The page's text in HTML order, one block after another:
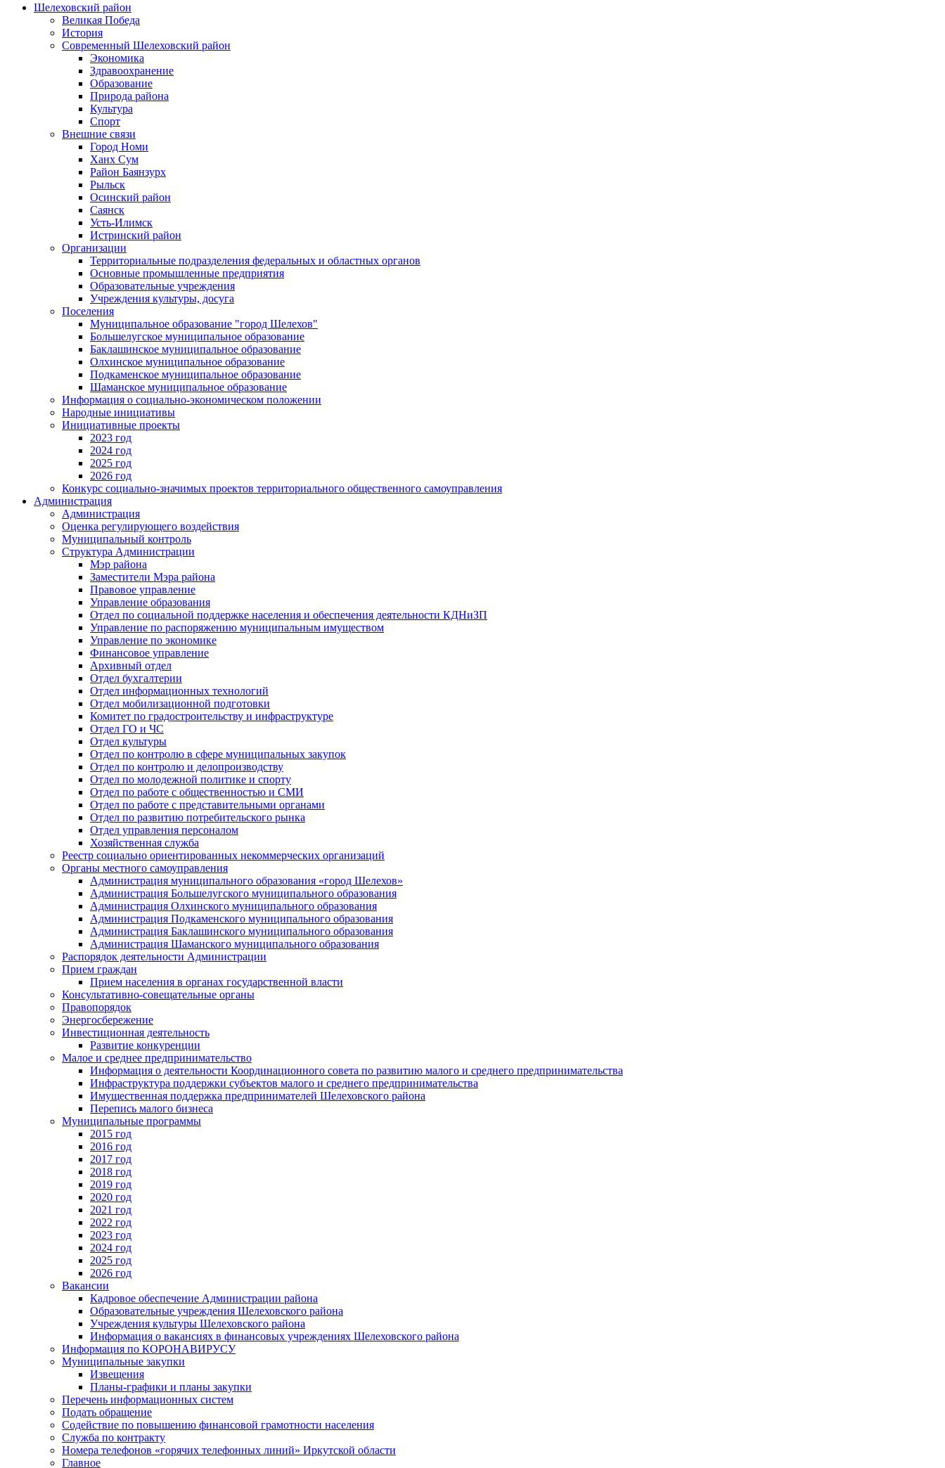
Шелеховский район
Великая Победа
История
Современный Шелеховский район
Экономика
Здравоохранение
Образование
Природа района
Культура
Спорт
Внешние связи
Город Номи
Ханх Сум
Район Баянзурх
Рыльск
Осинский район
Саянск
Усть-Илимск
Истринский район
Организации
Территориальные подразделения федеральных и областных органов
Основные промышленные предприятия
Образовательные учреждения
Учреждения культуры, досуга
Поселения
Муниципальное образование "город Шелехов"
Большелугское муниципальное образование
Баклашинское муниципальное образование
Олхинское муниципальное образование
Подкаменское муниципальное образование
Шаманское муниципальное образование
Информация о социально-экономическом положении
Народные инициативы
Инициативные проекты
2023 год
2024 год
2025 год
2026 год
Конкурс социально-значимых проектов территориального общественного самоуправления
Администрация
Администрация
Оценка регулирующего воздействия
Муниципальный контроль
Структура Администрации
Мэр района
Заместители Мэра района
Правовое управление
Управление образования
Отдел по социальной поддержке населения и обеспечения деятельности КДНиЗП
Управление по распоряжению муниципальным имуществом
Управление по экономике
Финансовое управление
Архивный отдел
Отдел бухгалтерии
Отдел информационных технологий
Отдел мобилизационной подготовки
Комитет по градостроительству и инфраструктуре
Отдел ГО и ЧС
Отдел культуры
Отдел по контролю в сфере муниципальных закупок
Отдел по контролю и делопроизводству
Отдел по молодежной политике и спорту
Отдел по работе с общественностью и СМИ
Отдел по работе с представительными органами
Отдел по развитию потребительского рынка
Отдел управления персоналом
Хозяйственная служба
Реестр социально ориентированных некоммерческих организаций
Органы местного самоуправления
Администрация муниципального образования «город Шелехов»
Администрация Большелугского муниципального образования
Администрация Олхинского муниципального образования
Администрация Подкаменского муниципального образования
Администрация Баклашинского муниципального образования
Администрация Шаманского муниципального образования
Распорядок деятельности Администрации
Прием граждан
Прием населения в органах государственной власти
Консультативно-совещательные органы
Правопорядок
Энергосбережение
Инвестиционная деятельность
Развитие конкуренции
Малое и среднее предпринимательство
Информация о деятельности Координационного совета по развитию малого и среднего предпринимательства
Инфраструктура поддержки субъектов малого и среднего предпринимательства
Имущественная поддержка предпринимателей Шелеховского района
Перепись малого бизнеса
Муниципальные программы
2015 год
2016 год
2017 год
2018 год
2019 год
2020 год
2021 год
2022 год
2023 год
2024 год
2025 год
2026 год
Вакансии
Кадровое обеспечение Администрации района
Образовательные учреждения Шелеховского района
Учреждения культуры Шелеховского района
Информация о вакансиях в финансовых учреждениях Шелеховского района
Информация по КОРОНАВИРУСУ
Муниципальные закупки
Извещения
Планы-графики и планы закупки
Перечень информационных систем
Подать обращение
Содействие по повышению финансовой грамотности населения
Служба по контракту
Номера телефонов «горячих телефонных линий» Иркутской области
Главное